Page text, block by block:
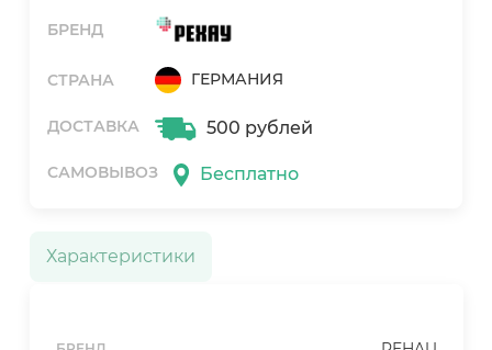
БРЕНД
СТРАНА ГЕРМАНИЯ
ДОСТАВКА 500 рублей
САМОВЫВОЗ Бесплатно
Характеристики